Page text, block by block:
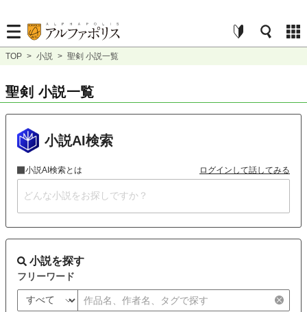
TOP > 小説 > 聖剣 小説一覧
聖剣 小説一覧
小説AI検索
小説AI検索とは ログインして話してみる
小説を探す
フリーワード